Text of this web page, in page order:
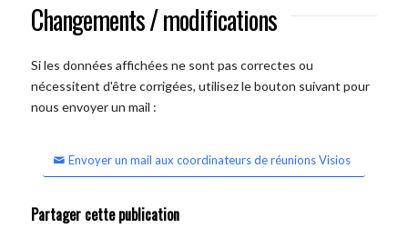
Changements / modifications
Si les données affichées ne sont pas correctes ou
nécessitent d'être corrigées, utilisez le bouton suivant pour
nous envoyer un mail :
Envoyer un mail aux coordinateurs de réunions Visios
Partager cette publication